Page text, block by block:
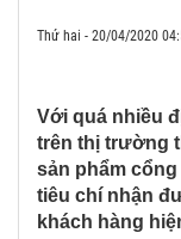
Thứ hai - 20/04/2020
Với quá nhiều
trên thị trường
sản phẩm
tiêu chí nhận
khách hàng